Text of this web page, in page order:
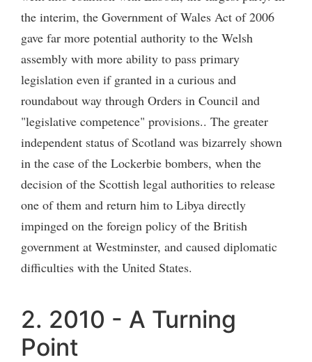
the interim, the Government of Wales Act of 2006
gave far more potential authority to the Welsh
assembly with more ability to pass primary
legislation even if granted in a curious and
roundabout way through Orders in Council and
"legislative competence" provisions.. The greater
independent status of Scotland was bizarrely shown
in the case of the Lockerbie bombers, when the
decision of the Scottish legal authorities to release
one of them and return him to Libya directly
impinged on the foreign policy of the British
government at Westminster, and caused diplomatic
difficulties with the United States.
2. 2010 - A Turning
Point